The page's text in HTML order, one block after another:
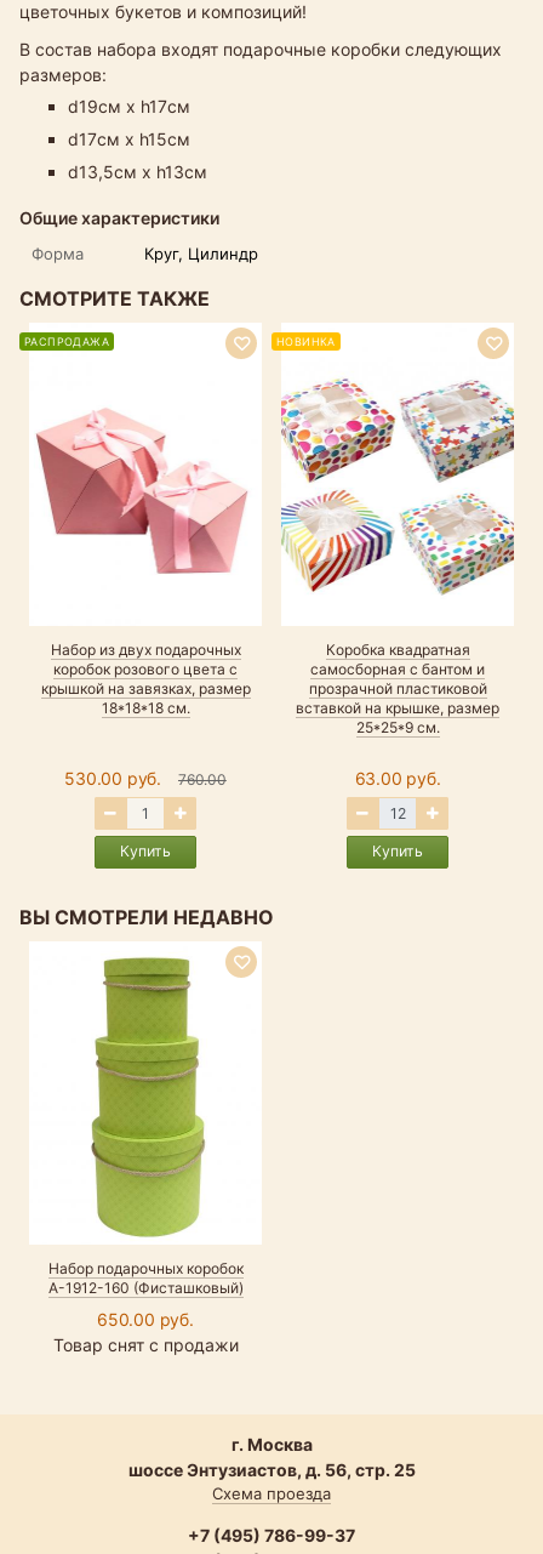
цветочных букетов и композиций!
В состав набора входят подарочные коробки следующих
размеров:
d19см х h17см
d17см х h15см
d13,5см х h13см
Общие характеристики
Форма Круг, Цилиндр
СМОТРИТЕ ТАКЖЕ
Набор из двух подарочных
коробок розового цвета с
крышкой на завязках, размер
18*18*18 см.
530.00 руб. 760.00
Купить
РАСПРОДАЖА
Коробка квадратная
самосборная с бантом и
прозрачной пластиковой
вставкой на крышке, размер
25*25*9 см.
63.00 руб.
Купить
НОВИНКА
ВЫ СМОТРЕЛИ НЕДАВНО
Набор подарочных коробок
А-1912-160 (Фисташковый)
650.00 руб.
Товар снят с продажи
г. Москва
шоссе Энтузиастов, д. 56, стр. 25
Схема проезда
+7 (495) 786-99-37